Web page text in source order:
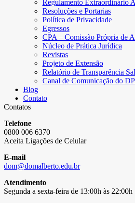
Regulamento Extraordinário
Resoluções e Portarias
Política de Privacidade
Egressos
CPA – Comissão Própria de
Núcleo de Prática Jurídica
Revistas
Projeto de Extensão
Relatório de Transparência
Canal de Comunicação do
Blog
Contato
Contatos
Telefone
0800 006 6370
Aceita Ligações de Celular
E-mail
dom@domalberto.edu.br
Atendimento
Segunda a sexta-feira de 13:00h às 22:00h